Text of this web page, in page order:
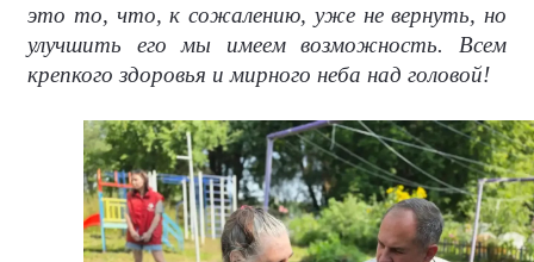
это то, что, к сожалению, уже не вернуть, но
улучшить его мы имеем возможность. Всем
крепкого здоровья и мирного неба над головой!